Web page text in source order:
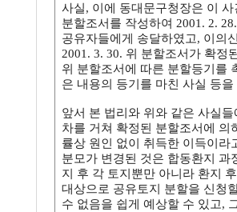
사실, 이에 동대문구청장은 이
분할조서를 작성하여 2001. 2.
공유자들에게 송달하였고, 이의
2001. 3. 30. 위 분할조서가 확정
위 분할조서에 따른 분할등기를
은 내용의 등기를 마친 사실 등을
앞서 본 법리와 위와 같은 사실
차를 거쳐 확정된 분할조서에
률상 원인 없이 취득한 이득이라
분모가 변경된 것은 합동환지 과
지 후 각 토지뿐만 아니라 환지
대상으로 공유토지 분할을 신청
수 없음을 쉽게 예상할 수 있고,